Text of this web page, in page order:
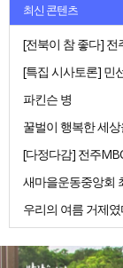
최신 콘텐츠
[전북이 참 좋다] 전
[특집 시사토론] 민
파킨슨 병
꿀벌이 행복한 세
[다정다감] 전주
새마을운동중앙회
우리의 여름 거제